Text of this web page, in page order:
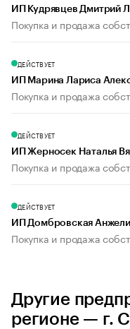
ИП Кудрявцев Дмитрий
Покупка и продажа
ДЕЙСТВУЕТ
ИП Марина Лариса
Покупка и продажа
ДЕЙСТВУЕТ
ИП Жерносек Наталья
Покупка и продажа
ДЕЙСТВУЕТ
ИП Домбровская
Покупка и продажа
Другие
регионе — г.